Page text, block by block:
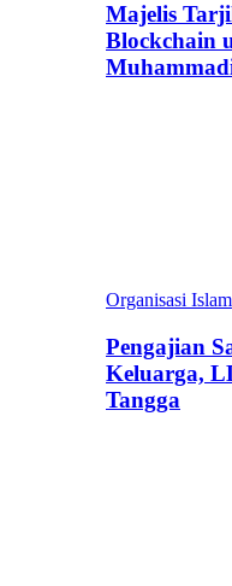
Majelis
Blockchain
Organisasi Islam
Pengajian
Keluarga,
Tangga